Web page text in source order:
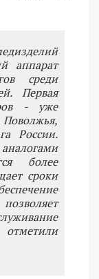
аппарат
среди
Первая
- уже
России.
более
сроки